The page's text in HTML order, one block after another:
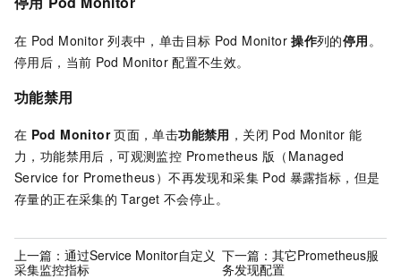
在 Pod Monitor 列表中，单击目标 Pod Monitor 操作列的停用 。
停用后，当前 Pod Monitor 配置不生效。
功能禁用
在 Pod Monitor 页面，单击功能禁用 ，关闭 Pod Monitor 能
力，功能禁用后，可观测监控 Prometheus 版（Managed
Service for Prometheus）不再发现和采集 Pod 暴露指标，但是
存量的正在采集的 Target 不会停止。
上一篇： 通过Service Monitor自定义
采集监控指标
下一篇：其它Prometheus服
务发现配置